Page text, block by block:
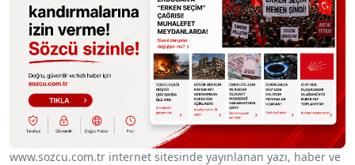
www.sozcu.com.tr internet sitesinde yayınlanan yazı, haber ve